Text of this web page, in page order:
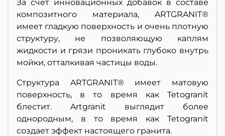
За счет инновационных добавок в составе
композитного материала, ARTGRANIT®
имеет гладкую поверхность и очень плотную
структуру, не позволяющую каплям
жидкости и грязи проникать глубоко внутрь
мойки, отталкивая частицы воды.
Структура ARTGRANIT® имеет матовую
поверхность, в то время как Tetogranit
блестит. Artgranit выглядит более
однородным, в то время как Tetogranit
создает эффект настоящего гранита.